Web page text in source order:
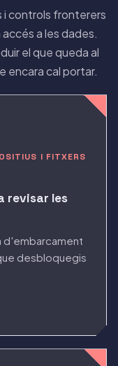
i controls fronterers
a les dades.
el que queda al
encara cal portar.
I FITXERS
revisar les
d'embarcament
desbloquegis